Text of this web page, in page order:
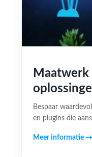
Maatwerk
Bespaar
en plugins die
Meer informatie →